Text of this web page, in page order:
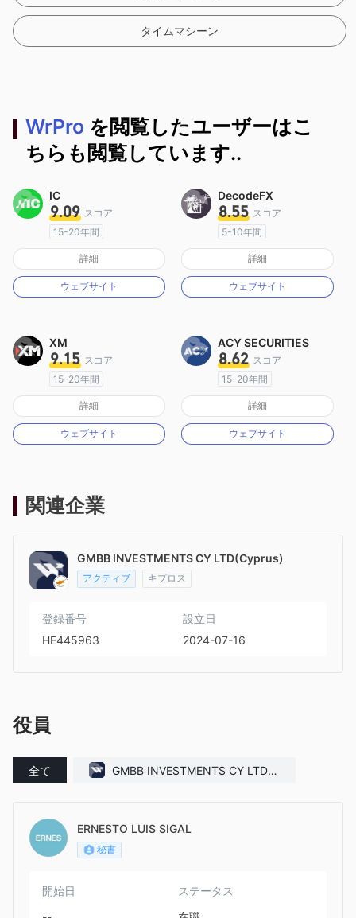
タイムマシーン
WrPro を閲覧したユーザーはこ
ちらも閲覧しています..
IC
9.09 スコア
15-20年間
オーストラリア規制
マーケットメイキングライセンス（MM）
MT4フルライセンス
詳細
ウェブサイト
DecodeFX
8.55 スコア
5-10年間
オーストラリア規制
マーケットメイキングライセンス（MM）
MT4フルライセンス
詳細
ウェブサイト
XM
9.15 スコア
15-20年間
オーストラリア規制
マーケットメイキングライセンス（MM）
MT4フルライセンス
詳細
ウェブサイト
ACY SECURITIES
8.62 スコア
15-20年間
オーストラリア規制
マーケットメイキングライセンス（MM）
MT4フルライセンス
詳細
ウェブサイト
関連企業
GMBB INVESTMENTS CY LTD(Cyprus)
アクティブ キプロス
登録番号
HE445963
設立日
2024-07-16
役員
全て
GMBB INVESTMENTS CY LTD(C
ERNESTO LUIS SIGAL
秘書
開始日
ステータス